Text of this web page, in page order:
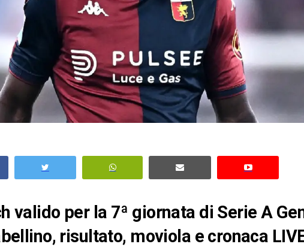
valido per la 7ª giornata di Serie A
risultato, moviola e cronaca